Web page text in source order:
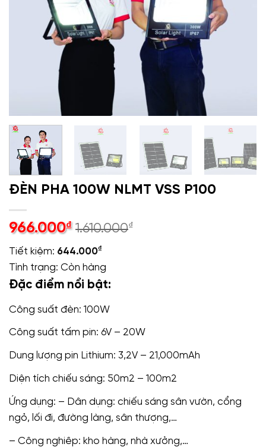
ĐÈN PHA 100W NLMT VSS P100
966.000₫ 1.610.000₫
Tiết kiệm: 644.000₫
Tình trạng: Còn hàng
Đặc điểm nổi bật:
Công suất đèn: 100W
Công suất tấm pin: 6V – 20W
Dung lượng pin Lithium: 3,2V – 21,000mAh
Diện tích chiếu sáng: 50m2 – 100m2
Ứng dụng: – Dân dụng: chiếu sáng sân vườn, cổng
ngỏ, lối đi, đường làng, sân thượng,…
– Công nghiêp: kho hàng, nhà xưởng,…